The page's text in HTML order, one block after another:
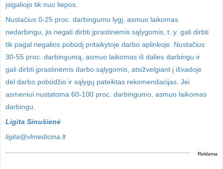
įsigaliojo tik nuo liepos.
Nustačius 0-25 proc. darbingumo lygį, asmuo laikomas
nedarbingu, jis negali dirbti įprastinėmis sąlygomis, t. y. gali dirbti
tik pagal negalios pobūdį pritaikytoje darbo aplinkoje. Nustačius
30-55 proc. darbingumą, asmuo laikomas iš dalies darbingu ir
gali dirbti įprastinėmis darbo sąlygomis, atsižvelgiant į išvadoje
dėl darbo pobūdžio ir sąlygų pateiktas rekomendacijas. Jei
asmeniui nustatoma 60-100 proc. darbingumo, asmuo laikomas
darbingu.
Ligita Sinušienė
ligita@vlmedicina.lt
Reklama